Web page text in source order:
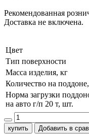
Рекомендованная
Доставка не включена.
Цвет
Тип поверхности
Масса изделия, кг
Количество на
Норма загрузки
на авто г/п 20 т, шт.
купить Добавить в